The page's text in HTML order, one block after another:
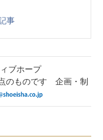
事
ブホープ
のものです 企画・制